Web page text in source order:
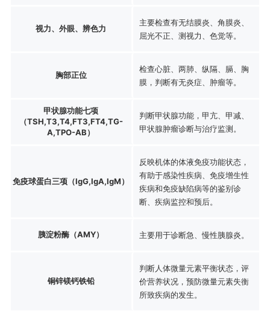
视力、外眼、辨色力
主要检查有无结膜炎、角膜炎、
屈光不正、测视力、色觉等。
胸部正位
检查心脏、两肺、纵隔、膈、胸
膜，判断有无炎症、肿瘤等。
甲状腺功能七项
（TSH,T3,T4,FT3,FT4,TG-
A,TPO-AB）
判断甲状腺功能，甲亢、甲减、
甲状腺肿瘤诊断与治疗监测。
免疫球蛋白三项（IgG,IgA,IgM）
反映机体的体液免疫功能状态，
有助于感染性疾病、免疫增生性
疾病和免疫缺陷病等的鉴别诊
断、疾病监控和预后。
胰淀粉酶（AMY） 主要用于诊断急、慢性胰腺炎。
铜锌镁钙铁铅
判断人体微量元素平衡状态，评
价营养状况，预防微量元素失衡
所致疾病的发生。